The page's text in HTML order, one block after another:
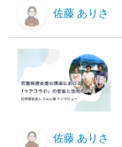
佐藤 ありさ
佐藤 ありさ